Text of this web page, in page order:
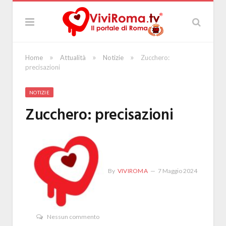
Home » Attualità » Notizie »
Zucchero:
precisazioni
NOTIZIE
Zucchero: precisazioni
By VIVIROMA 7 Maggio 2024
Nessun commento